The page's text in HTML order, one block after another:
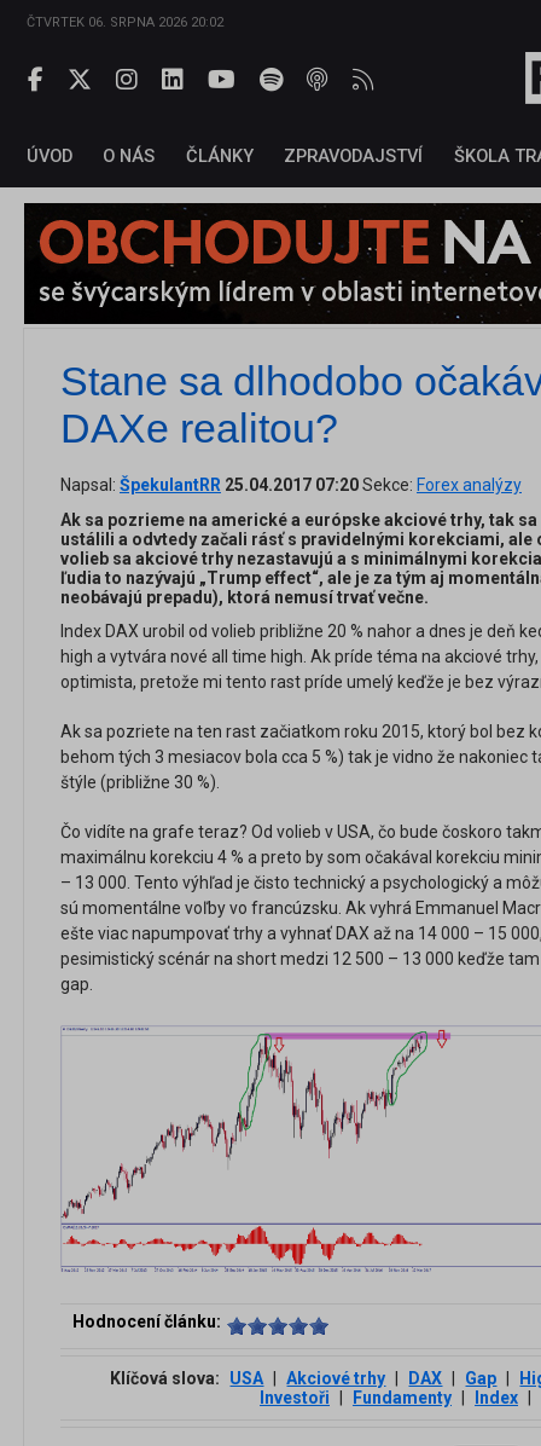
ČTVRTEK 06. SRPNA 2026 20:02
ÚVOD O NÁS ČLÁNKY ZPRAVODAJSTVÍ ŠKOLA
Stane sa dlhodobo
DAXe realitou?
Napsal: ŠpekulantRR 25.04.2017 07:20Sekce: Forex analýzy
Ak sa pozrieme na americké a európske akciové trhy, tak
ustálili a odvtedy začali rásť s pravidelnými korekciami,
volieb sa akciové trhy nezastavujú a s minimálnymi
ľudia to nazývajú „Trump effect“, ale je za tým aj
neobávajú prepadu), ktorá nemusí trvať večne.
Index DAX urobil od volieb približne 20 % nahor a dnes je deň
high a vytvára nové all time high. Ak príde téma na akciové
optimista, pretože mi tento rast príde umelý keďže je bez
Ak sa pozriete na ten rast začiatkom roku 2015, ktorý bol bez
behom tých 3 mesiacov bola cca 5 %) tak je vidno že nakoniec
štýle (približne 30 %).
Čo vidíte na grafe teraz? Od volieb v USA, čo bude čoskoro
maximálnu korekciu 4 % a preto by som očakával korekciu
– 13 000. Tento výhľad je čisto technický a psychologický a
sú momentálne voľby vo francúzsku. Ak vyhrá Emmanuel
ešte viac napumpovať trhy a vyhnať DAX až na 14 000 – 15
pesimistický scénár na short medzi 12 500 – 13 000 keďže
gap.
Hodnocení článku:
Klíčová slova: USA Akciové trhy DAX Gap
Investoři
Fundamenty Index